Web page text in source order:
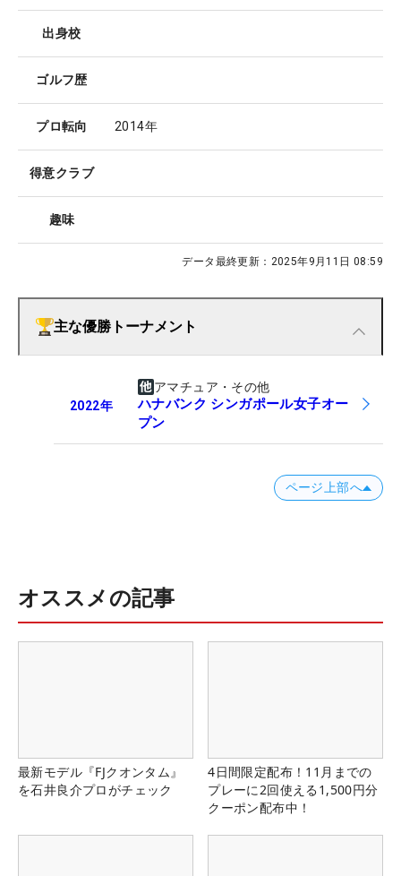
出身校
ゴルフ歴
プロ転向 2014年
得意クラブ
趣味
データ最終更新： 2025年9月11日 08:59
主な優勝トーナメント
2022年
アマチュア・その他
ハナバンク シンガポール女子オー
プン
ページ上部へ
オススメの記事
最新モデル『FJクオンタム』
を石井良介プロがチェック
4日間限定配布！11月までの
プレーに2回使える1,500円分
クーポン配布中！